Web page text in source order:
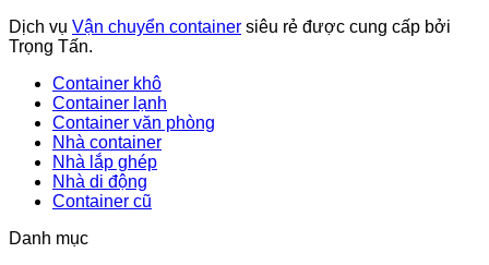
Dịch vụ Vận chuyển container siêu rẻ được cung cấp bởi
Trọng Tấn.
Container khô
Container lạnh
Container văn phòng
Nhà container
Nhà lắp ghép
Nhà di động
Container cũ
Danh mục